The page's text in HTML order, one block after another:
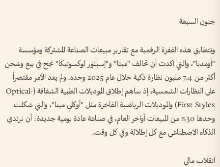
جنون السبعة
وتتطابق هذه القفزة الرقمية مع تقارير مبيعات الصناعة المشتركة ومؤسسة
"أومديا"، والتي أكدت أن تحالف "ميتا" و"إسيلور لوكسوتيكا" نجح في بيع وشحن
أكثر من 7.4 مليون نظارة ذكية خلال عام 2025 وحده. ولم يعد الأمر مقتصراً
على النظارات الشمسية، إذ ساهم إطلاق الموديلات الطبية الشفافة (Optical-
First Styles) والموديلات الرياضية الفاخرة مثل "أوكلي ميتا"، والتي شكلت
وحدها 30% من المبيعات أواخر العام، في صناعة عادة يومية جديدة: أن نرتدي
الذكاء الاصطناعي مع كل إطلالة وفي كل وقت.
انقلاب مالي